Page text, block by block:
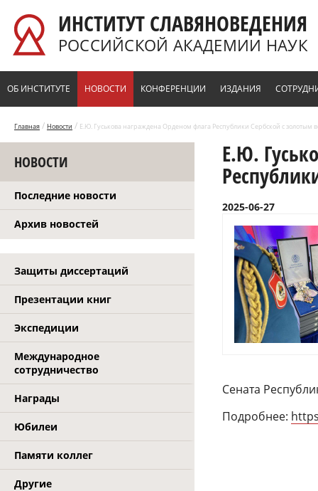
ИНСТИТУТ СЛАВЯНОВЕДЕНИЯ
РОССИЙСКОЙ АКАДЕМИИ НАУК
ОБ ИНСТИТУТЕ НОВОСТИ КОНФЕРЕНЦИИ ИЗДАНИЯ
Главная / Новости / Е.Ю. Гуськова награждена Орденом флага Республики Сербской с золотым
НОВОСТИ
Последние новости
Архив новостей
Защиты диссертаций
Презентации книг
Экспедиции
Международное
сотрудничество
Награды
Юбилеи
Памяти коллег
Другие
Е.Ю.
2025-06-27
Сената
Подробнее: